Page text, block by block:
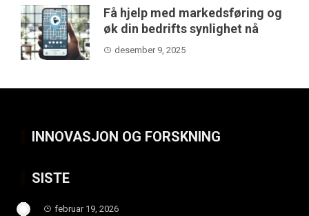
Få hjelp med markedsføring og
øk din bedrifts synlighet nå
desember 9, 2025
INNOVASJON OG FORSKNING
SISTE
februar 19, 2026